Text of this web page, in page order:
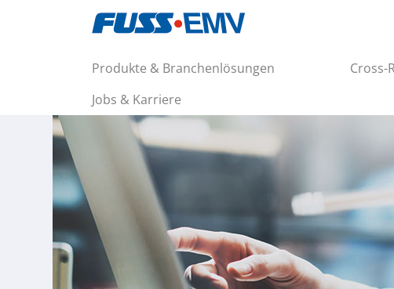
Produkte & Branchenlösungen Cross-
Jobs & Karriere